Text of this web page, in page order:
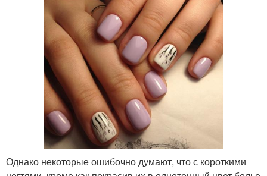
Однако некоторые ошибочно думают, что с короткими